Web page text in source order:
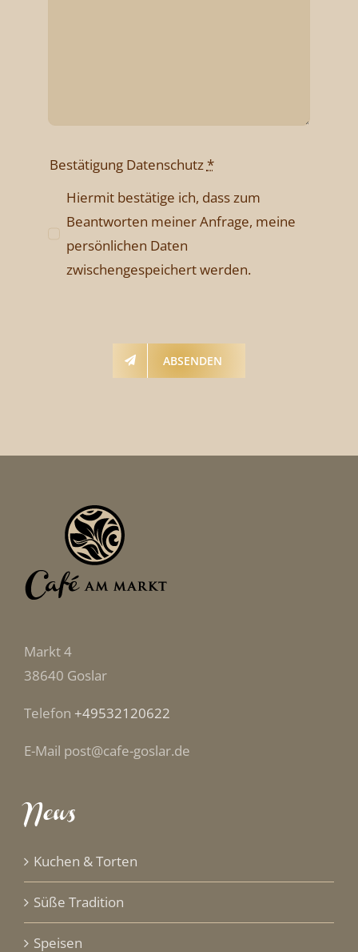
Bestätigung Datenschutz*
Hiermit bestätige ich, dass zum
Beantworten meiner Anfrage, meine
persönlichen Daten
zwischengespeichert werden.
ABSENDEN
Markt 4
38640 Goslar
Telefon +49532120622
E-Mail post@cafe-goslar.de
News
Kuchen & Torten
Süße Tradition
Speisen